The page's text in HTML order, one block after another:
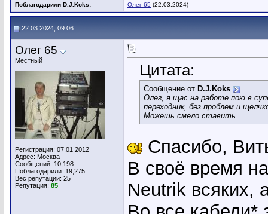
Поблагодарили D.J.Koks: Олег 65 (22.03.2024)
22.03.2024, 09:06
Олег 65
Местный
Регистрация: 07.01.2012
Адрес: Москва
Сообщений: 10,198
Поблагодарили: 19,275
Вес репутации: 25
Репутация: 85
Цитата:
Сообщение от D.J.Koks
Олег, я щас на работе пою в
переходник, без проблем и
Можешь смело ставить.
Спасибо,
В своё время
Neutrik всяких,